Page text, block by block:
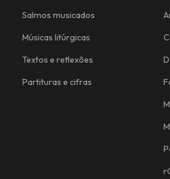
Salmos musicados
Músicas litúrgicas
Textos e reflexões
Partituras e cifras